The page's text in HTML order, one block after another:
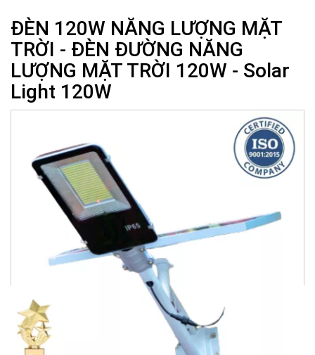
ĐÈN 120W NĂNG LƯỢNG MẶT
TRỜI - ĐÈN ĐƯỜNG NĂNG
LƯỢNG MẶT TRỜI 120W - Solar
Light 120W